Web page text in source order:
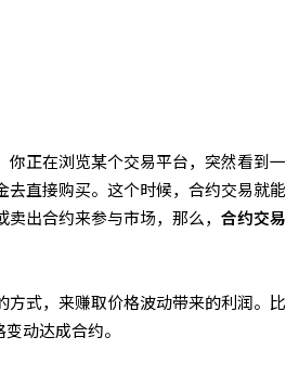
正在浏览某个交易平台，突然看到一
直接购买。这个时候，合约交易就能
卖出合约来参与市场，那么，合约交易
式，来赚取价格波动带来的利润。比
动达成合约。